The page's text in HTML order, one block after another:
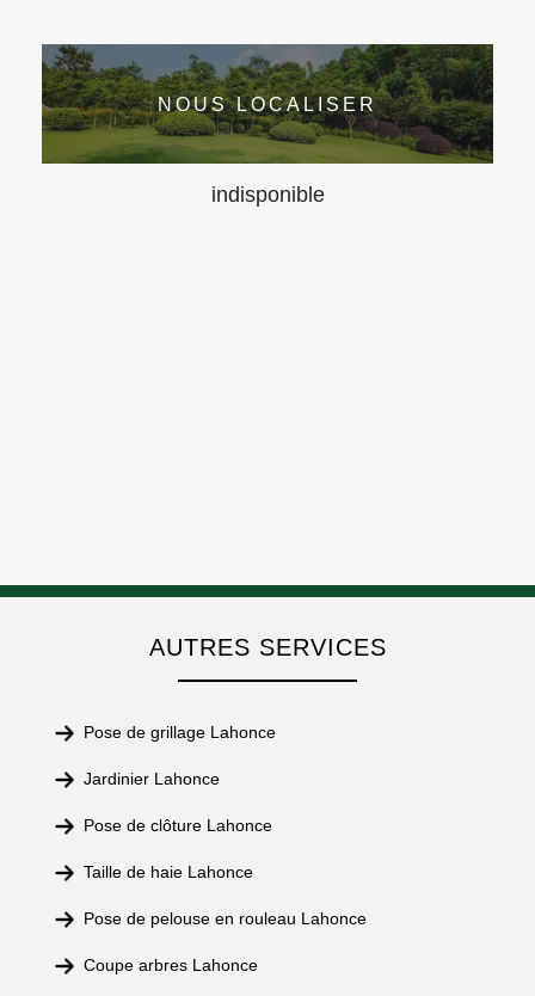
NOUS LOCALISER
indisponible
AUTRES SERVICES
Pose de grillage Lahonce
Jardinier Lahonce
Pose de clôture Lahonce
Taille de haie Lahonce
Pose de pelouse en rouleau Lahonce
Coupe arbres Lahonce